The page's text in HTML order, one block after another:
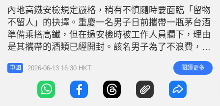
n
n
c
r
e
內地高鐵安檢規定嚴格，稍有不慎隨時要面臨「留物
不留人」的抉擇。重慶一名男子日前攜帶一瓶茅台酒
準備乘搭高鐵，但在過安檢時被工作人員攔下，理由
是其攜帶的酒類已經開封。該名男子為了不浪費，竟
然在安檢口旁當場「乾了」，於3分鐘內將一整瓶茅
台酒一飲而盡，隨後順利進站乘車。事件引發網民熱
議，其妻事後回應稱丈夫酒量甚佳，喝完後僅呈「微
醺」狀態，甚至下車後還能與朋友繼續飲酒。 鐵路
中國 2026-06-13 16:30 HKT 閱讀更多